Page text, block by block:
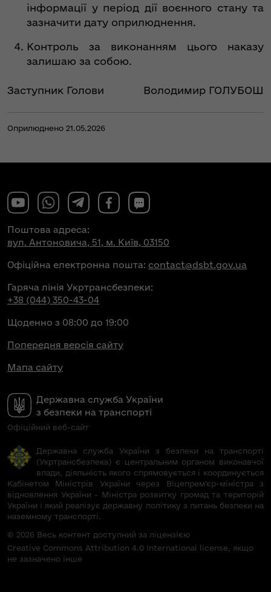
інформації у період дії воєнного стану та
зазначити дату оприлюднення.
Контроль за виконанням цього наказу
залишаю за собою.
Заступник Голови Володимир ГОЛУБОШ
Оприлюднено 21.05.2026
Державна служба України
з безпеки на транспорті
Офіційний веб-сайт
Поштова адреса:
вул. Антоновича, 51, м. Київ, 03150
Офіційна електронна пошта: contact@dsbt.gov.ua
Гаряча лінія Укртрансбезпеки:
+38 (044) 350-43-04
Щоденно з 08:00 до 19:00
Попередня версія сайту
Мапа сайту
Державна служба України з безпеки на транспорті
(Укртрансбезпека) є центральним органом виконавчої
влади, діяльність якого спрямовується і координується
Кабінетом Міністрів України через Віцепрем’єр-міністра з
відновлення України - Міністра розвитку громад та територій
України і який реалізує державну політику з питань безпеки на
наземному транспорті.
© 2026 Весь контент доступний за ліцензією
Creative Commons Attribution 4.0 International license, якщо
не зазначено інше